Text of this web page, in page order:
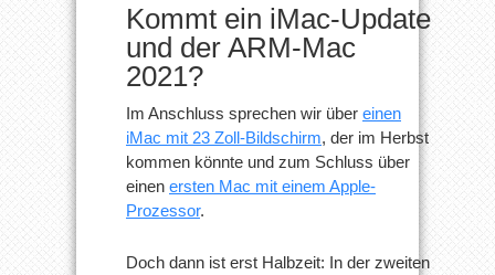
Kommt ein iMac-Update
und der ARM-Mac
2021?
Im Anschluss sprechen wir über einen
iMac mit 23 Zoll-Bildschirm, der im Herbst
kommen könnte und zum Schluss über
einen ersten Mac mit einem Apple-
Prozessor.
Doch dann ist erst Halbzeit: In der zweiten